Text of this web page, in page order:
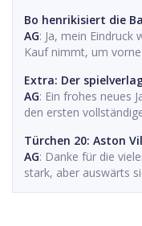
Bo henrikisiert die
AG: Ja, mein Eindruck
Kauf nimmt, um
Extra: Der
AG: Ein frohes neues
den ersten
Türchen 20: Aston
AG: Danke für die
stark, aber auswärts